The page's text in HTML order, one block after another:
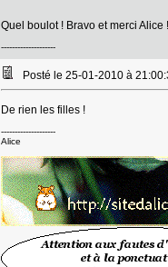
Quel boulot ! Bravo et merci Alice
--------------------
Posté le 25-01-2010 à
De rien les filles !
--------------------
Alice